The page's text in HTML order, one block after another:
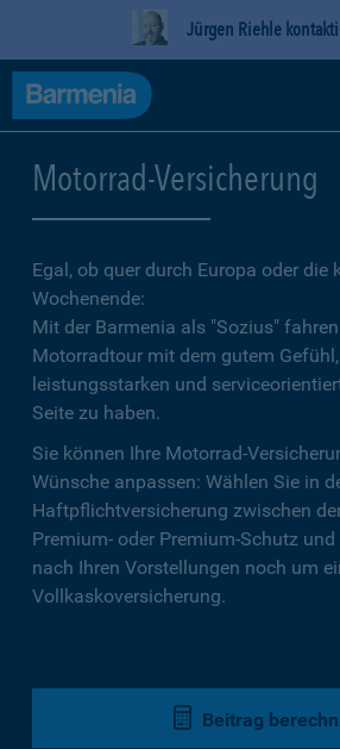
Jürgen Riehle
Motorrad-Versicherung
Egal, ob quer durch Europa oder die
Wochenende:
Mit der Barmenia als "Sozius"
Motorradtour mit dem gutem
leistungsstarken und
Seite zu haben.
Sie können Ihre Motorrad-
Wünsche anpassen: Wählen Sie in
Haftpflichtversicherung zwischen
Premium- oder Premium-Schutz
nach Ihren Vorstellungen noch um
Vollkaskoversicherung.
Beitrag